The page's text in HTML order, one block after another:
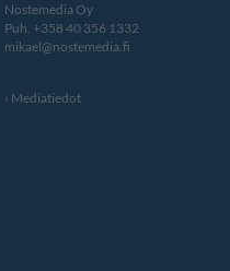
Nostemedia Oy
Puh. +358 40 356 1332
mikael@nostemedia.fi
Mediatiedot